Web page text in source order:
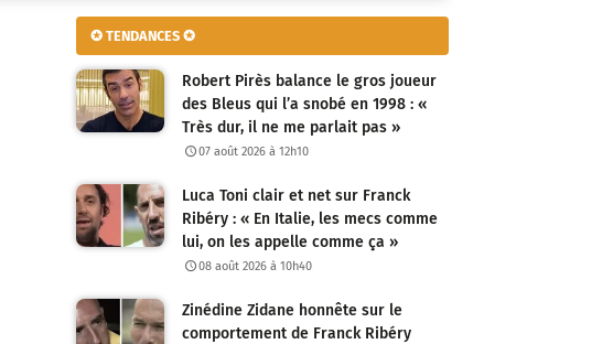
✪ TENDANCES ✪
Robert Pirès balance le gros joueur
des Bleus qui l’a snobé en 1998 : «
Très dur, il ne me parlait pas »
07 août 2026 à 12h10
Luca Toni clair et net sur Franck
Ribéry : « En Italie, les mecs comme
lui, on les appelle comme ça »
08 août 2026 à 10h40
Zinédine Zidane honnête sur le
comportement de Franck Ribéry